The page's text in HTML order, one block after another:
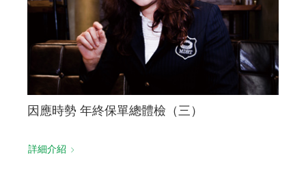
因應時勢 年終保單總體檢（三）
詳細介紹